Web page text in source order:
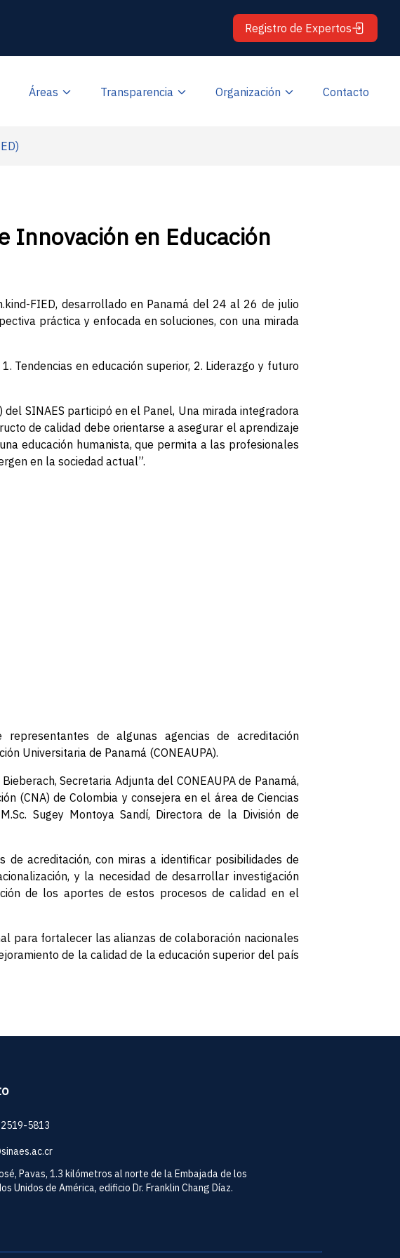
Registro de Expertos
Áreas Transparencia Organización Contacto
Innovación en Educación
FIED, desarrollado en Panamá del 24 al 26 de julio
práctica y enfocada en soluciones, con una mirada
Tendencias en educación superior, 2. Liderazgo y futuro
SINAES participó en el Panel, Una mirada integradora
de calidad debe orientarse a asegurar el aprendizaje
educación humanista, que permita a las profesionales
en la sociedad actual”.
de algunas agencias de acreditación
Universitaria de Panamá (CONEAUPA).
Secretaria Adjunta del CONEAUPA de Panamá,
(CNA) de Colombia y consejera en el área de Ciencias
Sugey Montoya Sandí, Directora de la División de
acreditación, con miras a identificar posibilidades de
y la necesidad de desarrollar investigación
de los aportes de estos procesos de calidad en el
para fortalecer las alianzas de colaboración nacionales
de la calidad de la educación superior del país
5813
Pavas, 1.3 kilómetros al norte de la Embajada de los
Unidos de América, edificio Dr. Franklin Chang Díaz.